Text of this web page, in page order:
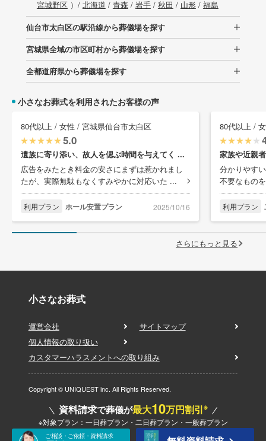
宮城野区 ）/ 北海道 / 青森 / 岩手/ 秋田 / 山形/ 福島
仙台市太白区の駅沿線から葬儀場を探す
宮城県全域の市区町村から葬儀場を探す
全都道府県から葬儀場を探す
小さなお葬式を利用されたお客様の声
80代以上 / 女性 / 宮城県仙台市太白区
5.0
遺族に寄り添い、故人を偲ぶ時間を与えてく ...
広告をみたとき料金の安さにまずは惹かれまし
たが、実際無駄もなくすみやかに対応いた ...
利用プラン ホール安置プラン 2025/10/16
80代以上 /
家族や近親
分かりやす
不要なもの
利用プラン
さらにもっと見る
小さなお葬式
運営会社
サイトマップ
個人情報の取り扱い
カスタマーハラスメントへの取り組み
Copyright © UNIQUEST inc. All Rights Reserved.
資料請求で葬儀が最大10万円割引※
※対象プラン：一日葬プラン・二日葬プラン・一般葬プラン
ご相談・ご依頼・資料請求